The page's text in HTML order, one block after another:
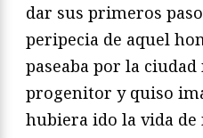
dar sus primeros
peripecia de aquel
paseaba por la ciudad
progenitor y quiso
hubiera ido la vida de